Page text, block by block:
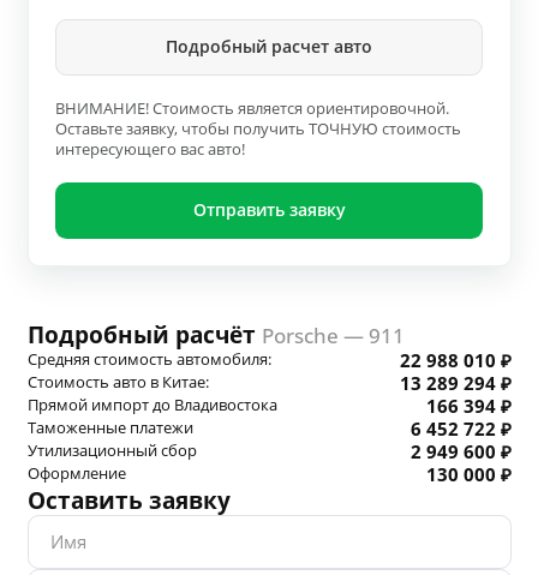
Подробный расчет авто
ВНИМАНИЕ! Стоимость является ориентировочной.
Оставьте заявку, чтобы получить ТОЧНУЮ стоимость
интересующего вас авто!
Отправить заявку
Подробный расчёт Porsche — 911
Средняя стоимость автомобиля: 22 988 010 ₽
Стоимость авто в Китае: 13 289 294 ₽
Прямой импорт до Владивостока 166 394 ₽
Таможенные платежи 6 452 722 ₽
Утилизационный сбор 2 949 600 ₽
Оформление 130 000 ₽
Оставить заявку